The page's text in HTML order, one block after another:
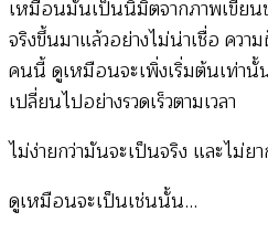
เหมือนมันเป็นนิมิตจากภาพเขียน
จริงขึ้นมาแล้วอย่างไม่น่าเชื่อ ควา
คนนี้ ดูเหมือนจะเพิ่งเริ่มต้นเท่า
เปลี่ยนไปอย่างรวดเร็วตามเวลา
ไม่ง่ายกว่ามันจะเป็นจริง และไม่
ดูเหมือนจะเป็นเช่นนั้น…